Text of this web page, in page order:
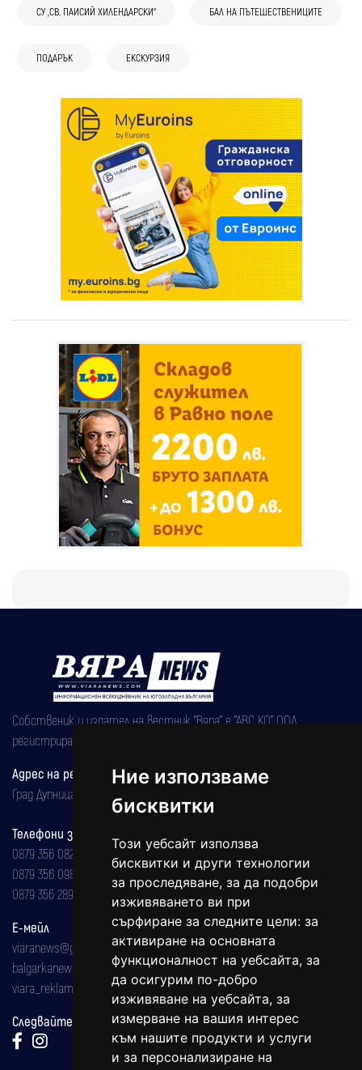
Ние използваме
бисквитки
Този уебсайт използва
бисквитки и други технологии
за проследяване, за да подобри
изживяването ви при
сърфиране за следните цели: за
активиране на основната
функционалност на уебсайта, за
да осигурим по-добро
изживяване на уебсайта, за
измерване на вашия интерес
към нашите продукти и услуги
и за персонализиране на
СУ „СВ. ПАИСИЙ ХИЛЕНДАРСКИ“ БАЛ НА ПЪТЕШЕСТВЕНИЦИТЕ
ПОДАРЪК ЕКСКУРЗИЯ
Собственик и издател на вестник "Вяра" е "АВС КО" ООД,
регистрирана на 08.05.2002 година.
Адрес на редакцията
Град Дупница, ул.''Христо Ботев" 43
Телефони за реклама и абонаменти
0879 356 082
0879 356 098
0879 356 289
Е-мейл
viaranews@gmail.com
balgarkanews@gmail.com
viara_reklama@mail.bg
Следвайте ни: